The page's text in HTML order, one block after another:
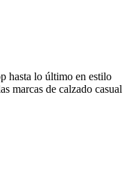
hasta lo último en estilo
marcas de calzado casual